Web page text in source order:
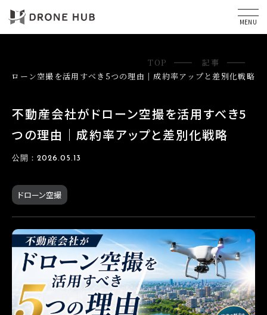
MENU
TOP
記事
ローン空撮を活用すべき5つの理由｜成約率アップと差別化戦略
不動産会社がドローン空撮を活用すべき5
つの理由｜成約率アップと差別化戦略
公開：2026.05.13
ドローン空撮